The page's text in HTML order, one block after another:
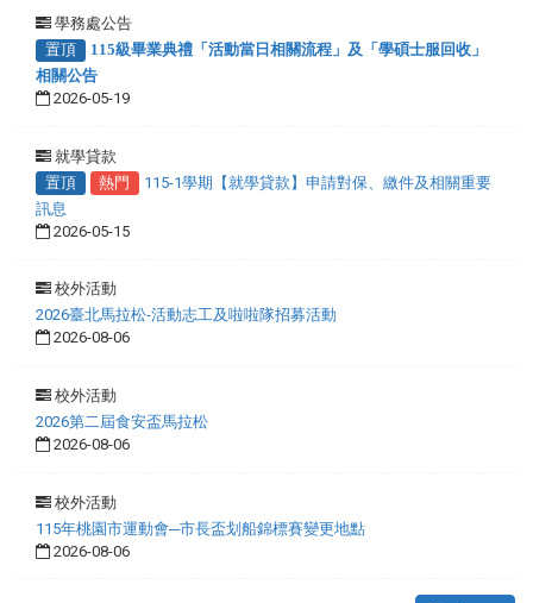
學務處公告
置頂
115級畢業典禮「活動當日相關流程」及「學碩士服回收」
相關公告
2026-05-19
就學貸款
置頂
熱門
115-1學期【就學貸款】申請對保、繳件及相關重要
訊息
2026-05-15
校外活動
2026臺北馬拉松-活動志工及啦啦隊招募活動
2026-08-06
校外活動
2026第二屆食安盃馬拉松
2026-08-06
校外活動
115年桃園市運動會─市長盃划船錦標賽變更地點
2026-08-06